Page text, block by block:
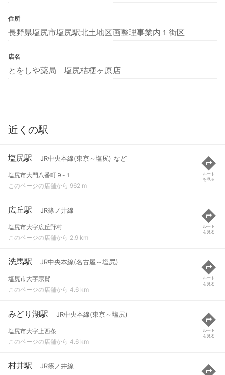
住所
長野県塩尻市塩尻駅北土地区画整理事業内１街区
店名
とをしや薬局 塩尻桔梗ヶ原店
近くの駅
塩尻駅 JR中央本線(東京～塩尻) など
塩尻市大門八番町９-１
このページの店舗から 962 m
ルート
を見る
広丘駅 JR篠ノ井線
塩尻市大字広丘野村
このページの店舗から 2.9 km
ルート
を見る
洗馬駅 JR中央本線(名古屋～塩尻)
塩尻市大字宗賀
このページの店舗から 4.6 km
ルート
を見る
みどり湖駅 JR中央本線(東京～塩尻)
塩尻市大字上西条
このページの店舗から 4.6 km
ルート
を見る
村井駅 JR篠ノ井線